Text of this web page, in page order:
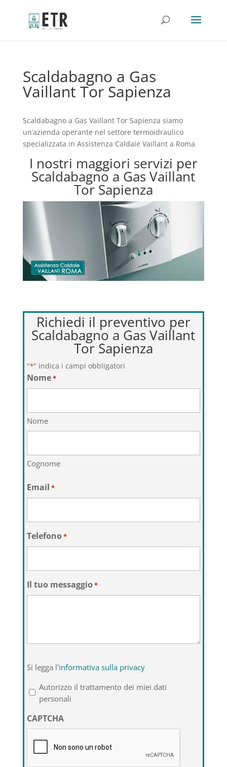
Scaldabagno a Gas
Vaillant Tor Sapienza
Scaldabagno a Gas Vaillant Tor Sapienza siamo
un’azienda operante nel settore termoidraulico
specializzata in Assistenza Caldaie Vaillant a Roma
I nostri maggiori servizi per
Scaldabagno a Gas Vaillant
Tor Sapienza
Richiedi il preventivo per
Scaldabagno a Gas Vaillant
Tor Sapienza
"*" indica i campi obbligatori
Nome*
Nome
Cognome
Email *
Telefono*
Il tuo messaggio*
legga
l'informativa
sulla
privacy
*
Si legga l'informativa sulla privacy
Autorizzo il trattamento dei miei dati
personali
CAPTCHA